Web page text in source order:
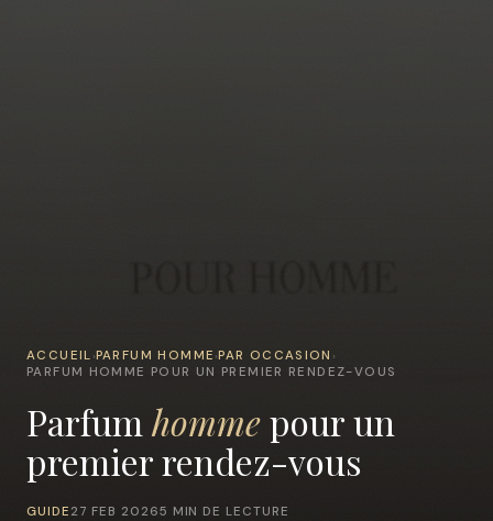
ACCUEIL ›PARFUM HOMME ›PAR OCCASION ›
PARFUM HOMME POUR UN PREMIER RENDEZ-VOUS
Parfum hommepour un
premier rendez-vous
GUIDE 27 FEB 20265 MIN DE LECTURE